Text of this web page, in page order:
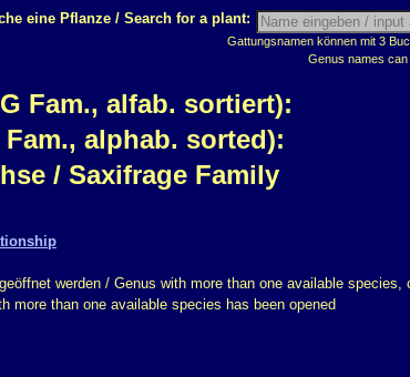
eine Pflanze / Search for a plant:
Gattungsnamen können mit 3
Genus names
Fam., alfab. sortiert):
alphab. sorted):
/ Saxifrage Family
werden / Genus with more than one available
more than one available species has been opened